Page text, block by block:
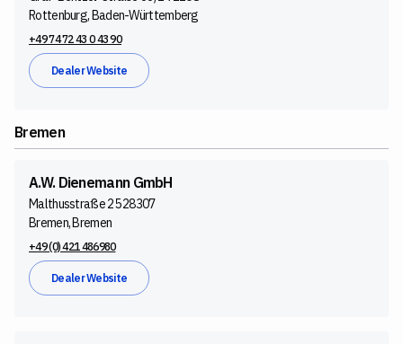
Rottenburg, Baden-Württemberg
+49 74 72 43 0 43 90
Dealer Website
Bremen
A.W. Dienemann GmbH
Malthusstraße 25 28307
Bremen, Bremen
+49 (0) 421 486980
Dealer Website